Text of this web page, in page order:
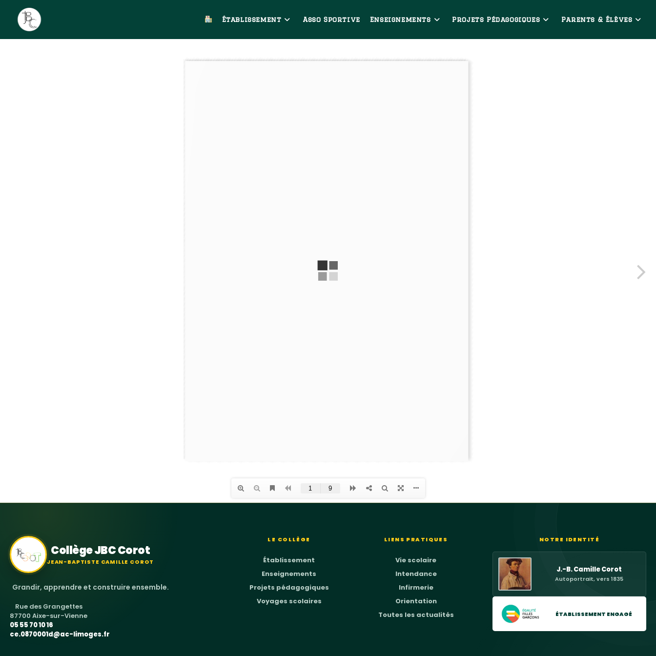
Établissement Asso Sportive Enseignements Projets Pédagogiques Parents & Élèves
Collège JBC Corot
JEAN-BAPTISTE CAMILLE COROT
Grandir, apprendre et construire ensemble.
Rue des Grangettes
87700 Aixe-sur-Vienne
05 55 70 10 16
ce.0870001d@ac-limoges.fr
LE COLLÈGE
Établissement
Enseignements
Projets pédagogiques
Voyages scolaires
LIENS PRATIQUES
Vie scolaire
Intendance
Infirmerie
Orientation
Toutes les actualités
NOTRE IDENTITÉ
J.-B. Camille Corot
Autoportrait, vers 1835
ÉTABLISSEMENT ENGAGÉ